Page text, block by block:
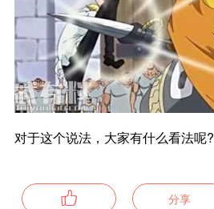
对于这个说法，大家有什么看法呢?
分享